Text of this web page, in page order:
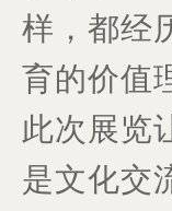
样，都经
育的价值
此次展览
是文化交